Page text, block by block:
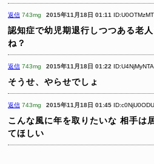
返信 743mg 2015年11月18日 01:11
認知症で幼児期退行しつつある老
ね？
返信 743mg 2015年11月18日 01:22 ID:U4NjMyNTA
そうせ、やらせでしょ
返信 743mg 2015年11月18日 01:45 ID:c0NjU0ODU
こんな風に年を取りたいな 相手は
てほしい